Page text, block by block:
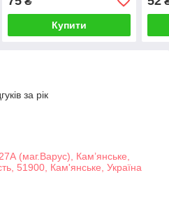
Купити
за рік
(маг.Варус), Кам’янське,
51900, Кам'янське, Україна